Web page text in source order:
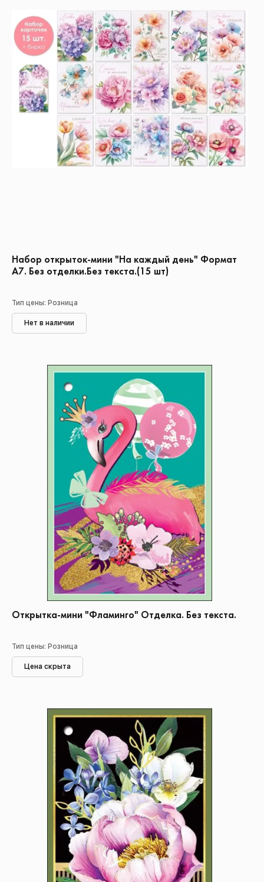
Набор открыток-мини "На каждый день" Формат
А7. Без отделки.Без текста.(15 шт)
Тип цены: Розница
Нет в наличии
Открытка-мини "Фламинго" Отделка. Без текста.
Тип цены: Розница
Цена скрыта